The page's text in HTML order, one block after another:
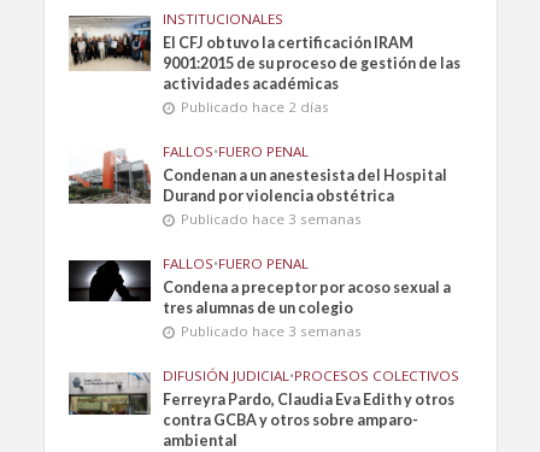
INSTITUCIONALES
El CFJ obtuvo la certificación IRAM
9001:2015 de su proceso de gestión de las
actividades académicas
Publicado hace 2 días
FALLOS•FUERO PENAL
Condenan a un anestesista del Hospital
Durand por violencia obstétrica
Publicado hace 3 semanas
FALLOS•FUERO PENAL
Condena a preceptor por acoso sexual a
tres alumnas de un colegio
Publicado hace 3 semanas
DIFUSIÓN JUDICIAL•PROCESOS COLECTIVOS
Ferreyra Pardo, Claudia Eva Edith y otros
contra GCBA y otros sobre amparo-
ambiental